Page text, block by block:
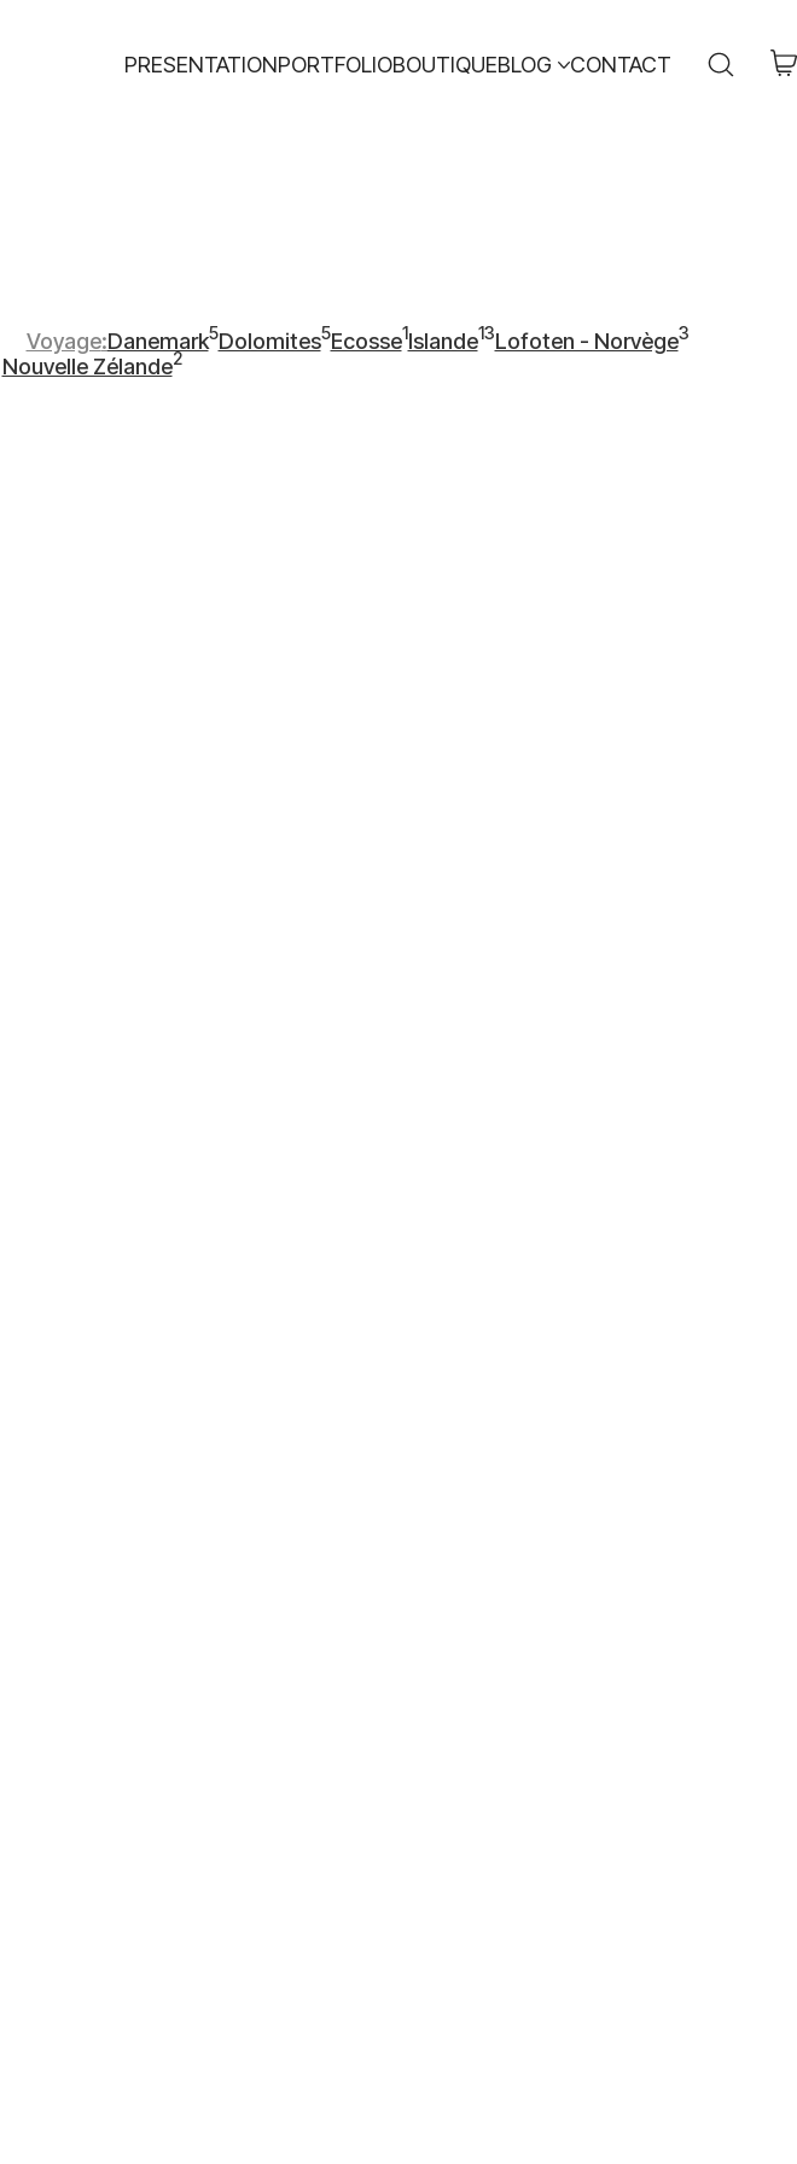
PRESENTATIONPORTFOLIOBOUTIQUEBLOG CONTACT
Voyage Danemark5
5
articles
Dolomites5
5
Ecosse1
1
Islande13
13
Lofoten - Norvège3
3
Nouvelle Zélande2
2